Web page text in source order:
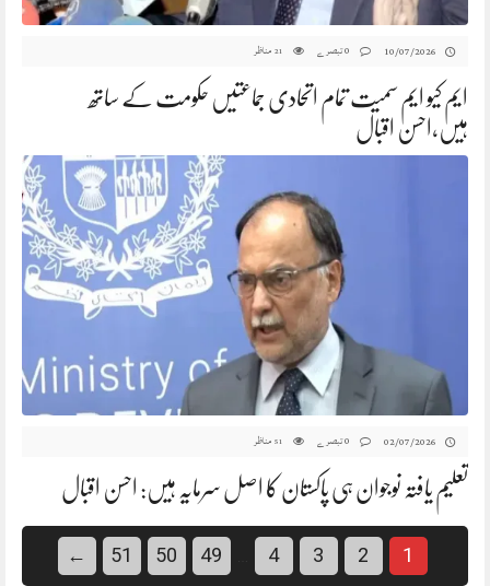
10/07/2026
21 مناظر
ایم کیو ایم سمیت تمام اتحادی جماعتیں حکومت کے ساتھ
ہیں،احسن اقبال
02/07/2026
51 مناظر
تعلیم یافتہ نوجوان ہی پاکستان کا اصل سرمایہ ہیں: احسن اقبال
1
2
3
4
49
50
51
←